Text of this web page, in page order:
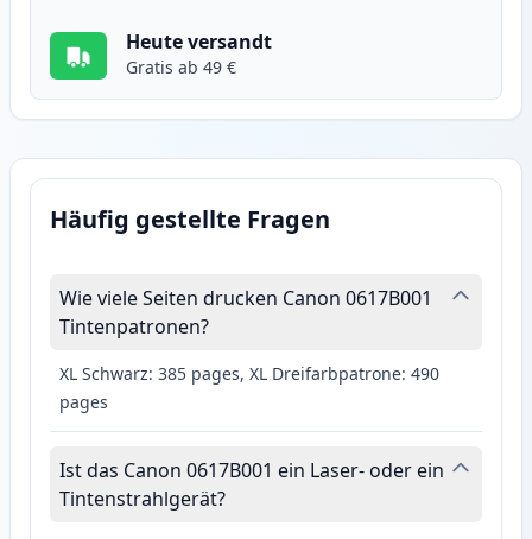
Heute versandt
Gratis ab 49 €
Häufig gestellte Fragen
Wie viele Seiten drucken Canon 0617B001
Tintenpatronen?
XL Schwarz: 385 pages, XL Dreifarbpatrone: 490
pages
Ist das Canon 0617B001 ein Laser- oder ein
Tintenstrahlgerät?